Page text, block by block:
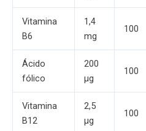
Vitamina
B6
1,4
mg
100
Ácido
fólico
200
µg
100
Vitamina
B12
2,5
µg
100